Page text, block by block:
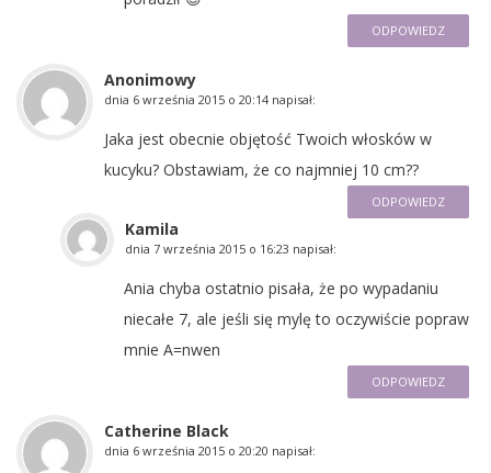
ODPOWIEDZ
Anonimowy
dnia 6 września 2015 o 20:14 napisał:
Jaka jest obecnie objętość Twoich włosków w
kucyku? Obstawiam, że co najmniej 10 cm??
ODPOWIEDZ
Kamila
dnia 7 września 2015 o 16:23 napisał:
Ania chyba ostatnio pisała, że po wypadaniu
niecałe 7, ale jeśli się mylę to oczywiście popraw
mnie A=nwen
ODPOWIEDZ
Catherine Black
dnia 6 września 2015 o 20:20 napisał: